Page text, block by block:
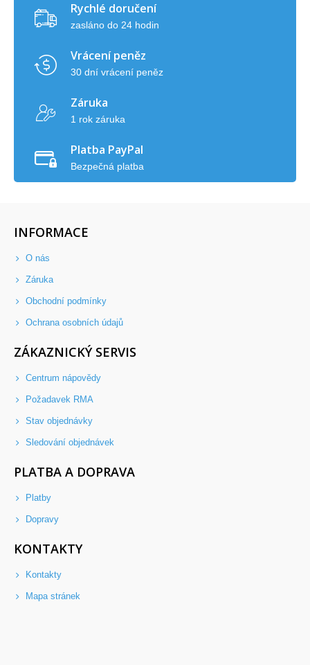
Rychlé doručení
zasláno do 24 hodin
Vrácení peněz
30 dní vrácení peněz
Záruka
1 rok záruka
Platba PayPal
Bezpečná platba
INFORMACE
O nás
Záruka
Obchodní podmínky
Ochrana osobních údajů
ZÁKAZNICKÝ SERVIS
Centrum nápovědy
Požadavek RMA
Stav objednávky
Sledování objednávek
PLATBA A DOPRAVA
Platby
Dopravy
KONTAKTY
Kontakty
Mapa stránek